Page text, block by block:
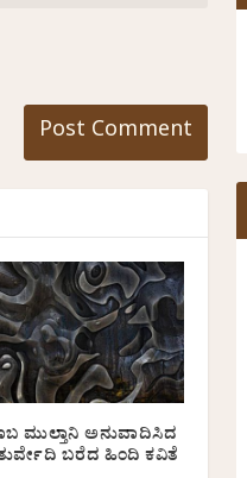
ಮುಲ್ತಾನಿ ಅನುವಾದಿಸಿದ
ಬರೆದ ಹಿಂದಿ ಕವಿತೆ